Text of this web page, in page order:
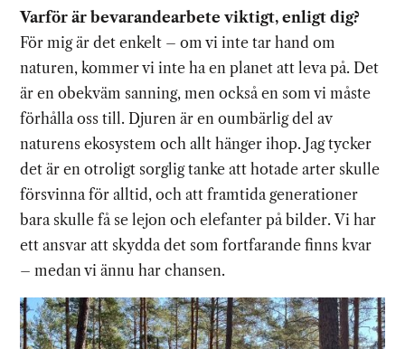
Varför är bevarandearbete viktigt, enligt dig?
För mig är det enkelt – om vi inte tar hand om
naturen, kommer vi inte ha en planet att leva på. Det
är en obekväm sanning, men också en som vi måste
förhålla oss till. Djuren är en oumbärlig del av
naturens ekosystem och allt hänger ihop. Jag tycker
det är en otroligt sorglig tanke att hotade arter skulle
försvinna för alltid, och att framtida generationer
bara skulle få se lejon och elefanter på bilder. Vi har
ett ansvar att skydda det som fortfarande finns kvar
– medan vi ännu har chansen.